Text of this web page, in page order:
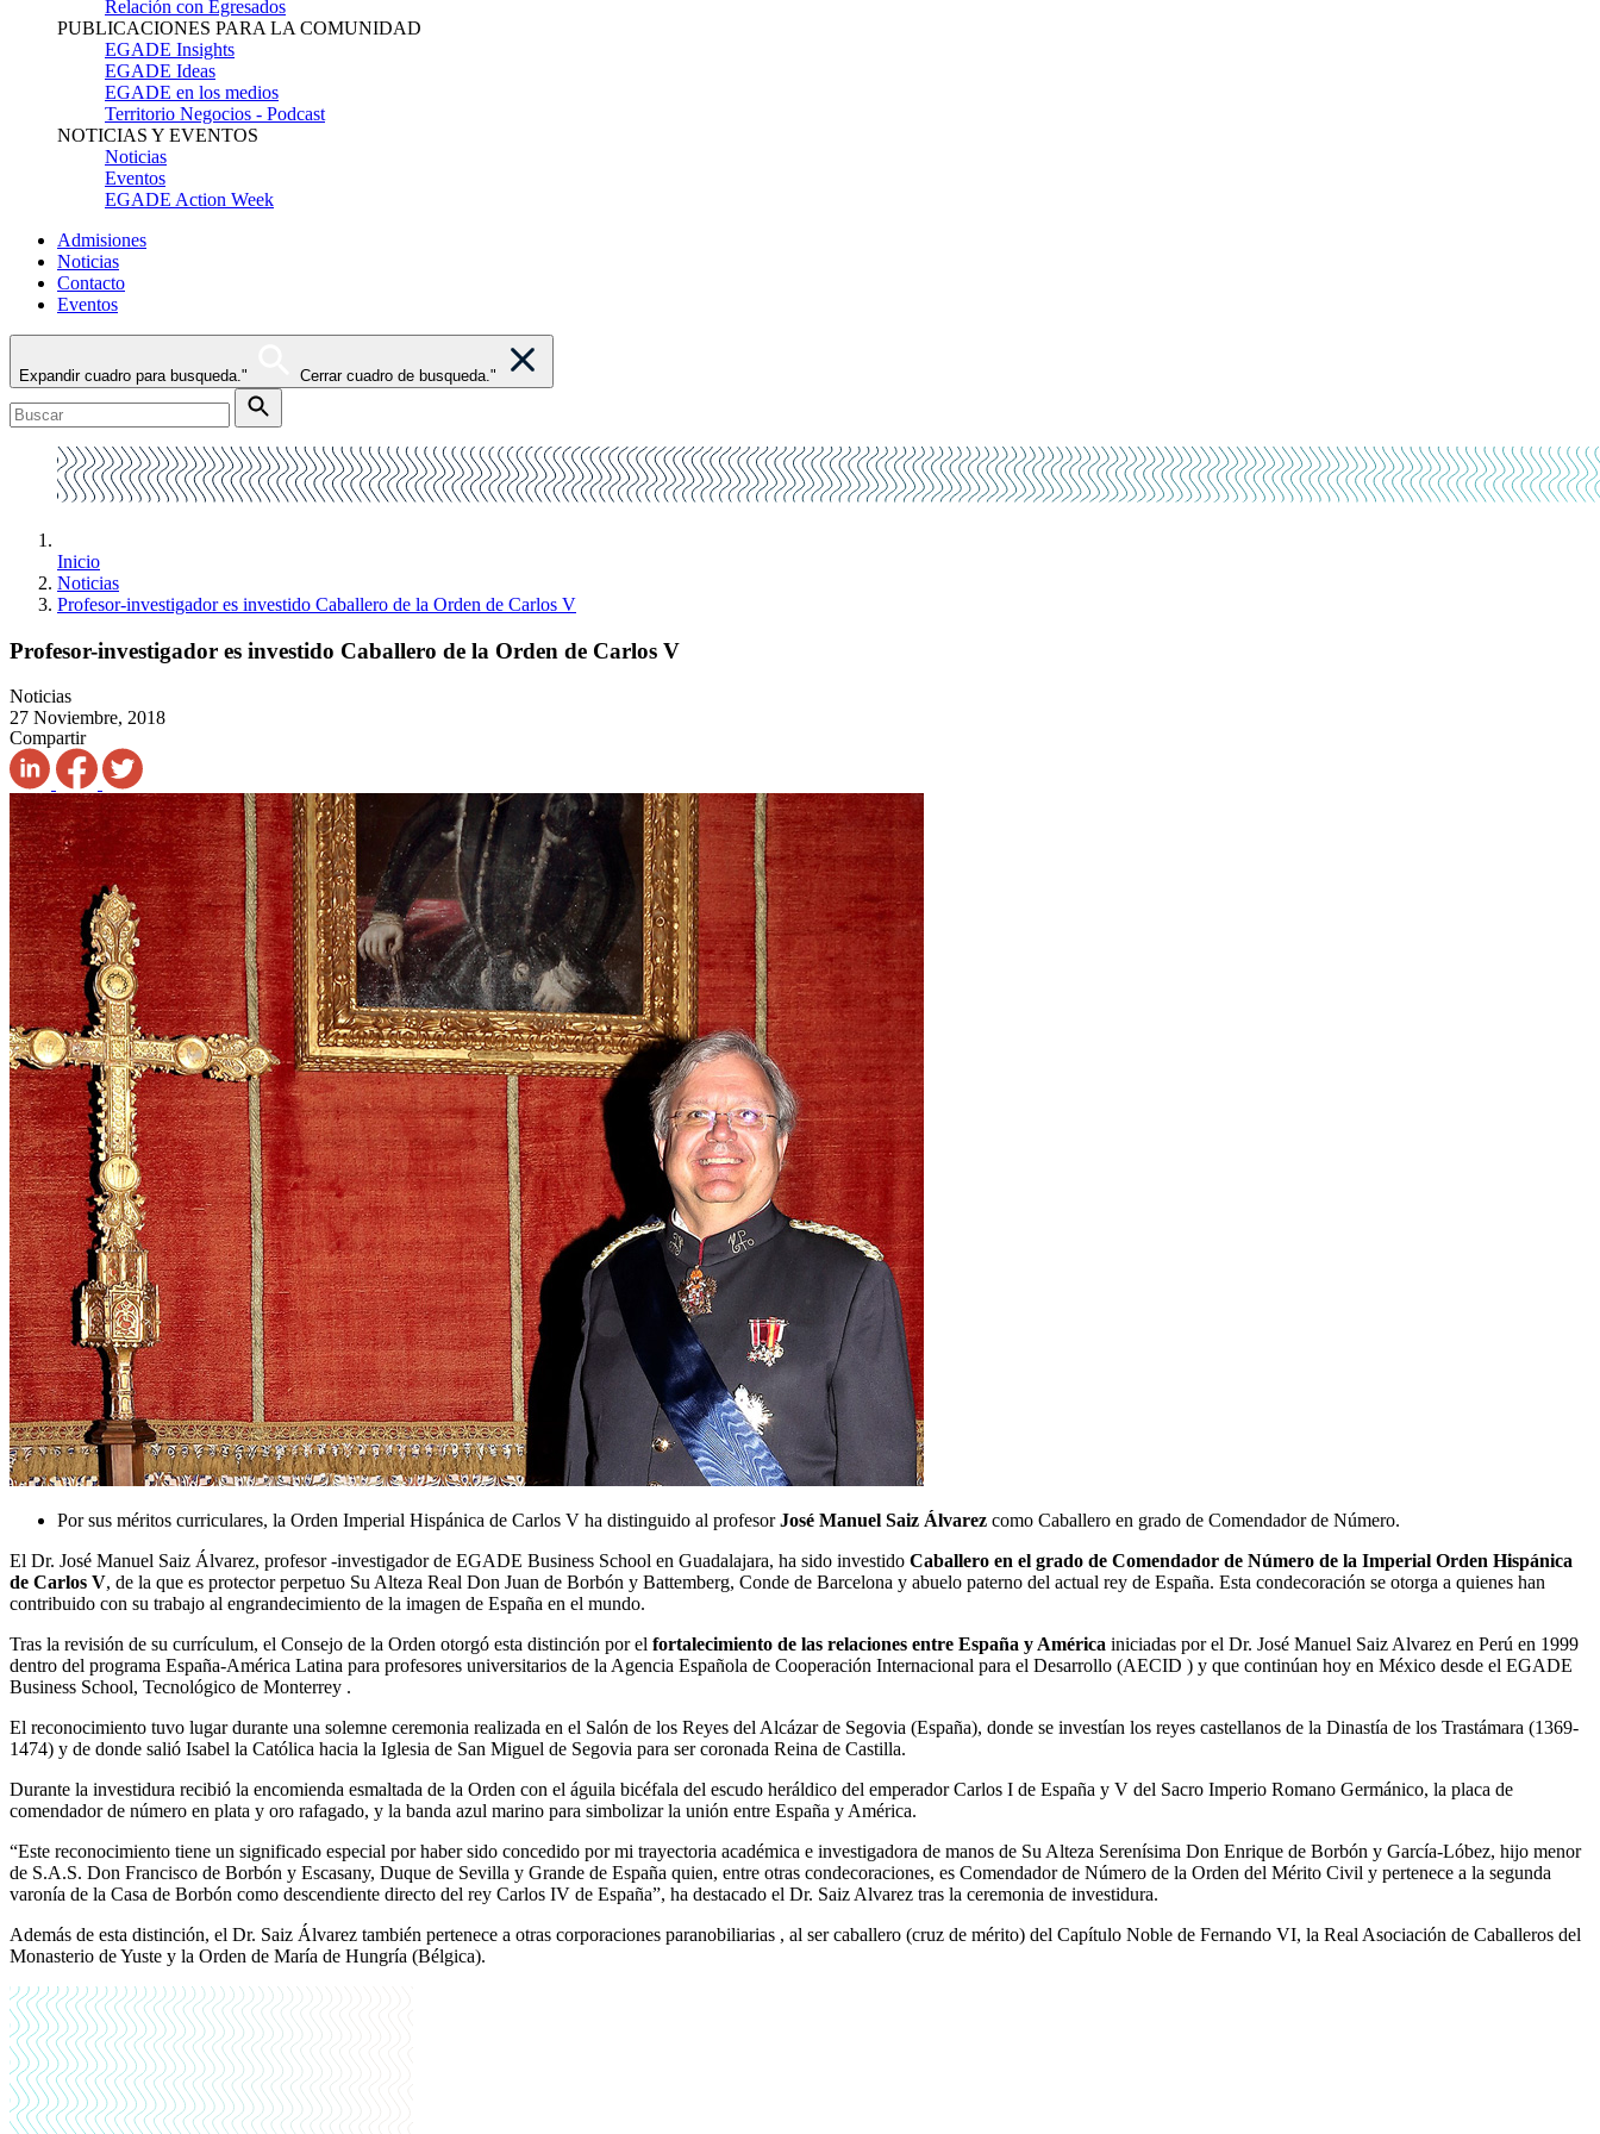
Relación con Egresados
PUBLICACIONES PARA LA COMUNIDAD
EGADE Insights
EGADE Ideas
EGADE en los medios
Territorio Negocios - Podcast
NOTICIAS Y EVENTOS
Noticias
Eventos
EGADE Action Week
Admisiones
Noticias
Contacto
Eventos
Expandir cuadro para busqueda." Cerrar cuadro de busqueda."
Inicio
Noticias
Profesor-investigador es investido Caballero de la Orden de Carlos V
Profesor-investigador es investido Caballero de la Orden de Carlos V
Noticias
27 Noviembre, 2018
Compartir
Por sus méritos curriculares, la Orden Imperial Hispánica de Carlos V ha distinguido al profesorJosé Manuel Saiz Álvarez como Caballero en grado de Comendador de Número.
El Dr. José Manuel Saiz Álvarez, profesor -investigador de EGADE Business School en Guadalajara, ha sido investido Caballero en el grado de Comendador de Número de la Imperial Orden Hispánica
de Carlos V, de la que es protector perpetuo Su Alteza Real Don Juan de Borbón y Battemberg, Conde de Barcelona y abuelo paterno del actual rey de España. Esta condecoración se otorga a quienes han
contribuido con su trabajo al engrandecimiento de la imagen de España en el mundo.
Tras la revisión de su currículum, el Consejo de la Orden otorgó esta distinción por el fortalecimiento de las relaciones entre España y América iniciadas por el Dr. José Manuel Saiz Alvarez en Perú en 1999
dentro del programa España-América Latina para profesores universitarios de la Agencia Española de Cooperación Internacional para el Desarrollo (AECID ) y que continúan hoy en México desde el EGADE
Business School, Tecnológico de Monterrey .
El reconocimiento tuvo lugar durante una solemne ceremonia realizada en el Salón de los Reyes del Alcázar de Segovia (España), donde se investían los reyes castellanos de la Dinastía de los Trastámara (1369-
1474) y de donde salió Isabel la Católica hacia la Iglesia de San Miguel de Segovia para ser coronada Reina de Castilla.
Durante la investidura recibió la encomienda esmaltada de la Orden con el águila bicéfala del escudo heráldico del emperador Carlos I de España y V del Sacro Imperio Romano Germánico, la placa de
comendador de número en plata y oro rafagado, y la banda azul marino para simbolizar la unión entre España y América.
“Este reconocimiento tiene un significado especial por haber sido concedido por mi trayectoria académica e investigadora de manos de Su Alteza Serenísima Don Enrique de Borbón y García-Lóbez, hijo menor
de S.A.S. Don Francisco de Borbón y Escasany, Duque de Sevilla y Grande de España quien, entre otras condecoraciones, es Comendador de Número de la Orden del Mérito Civil y pertenece a la segunda
varonía de la Casa de Borbón como descendiente directo del rey Carlos IV de España”, ha destacado el Dr. Saiz Alvarez tras la ceremonia de investidura.
Además de esta distinción, el Dr. Saiz Álvarez también pertenece a otras corporaciones paranobiliarias , al ser caballero (cruz de mérito) del Capítulo Noble de Fernando VI, la Real Asociación de Caballeros del
Monasterio de Yuste y la Orden de María de Hungría (Bélgica).